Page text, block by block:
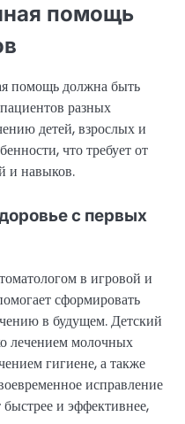
помощь
помощь должна быть
разных
детей, взрослых и
что требует от
и навыков.
с первых
в игровой и
сформировать
в будущем. Детский
лечением молочных
гигиене, а также
исправление
и эффективнее,